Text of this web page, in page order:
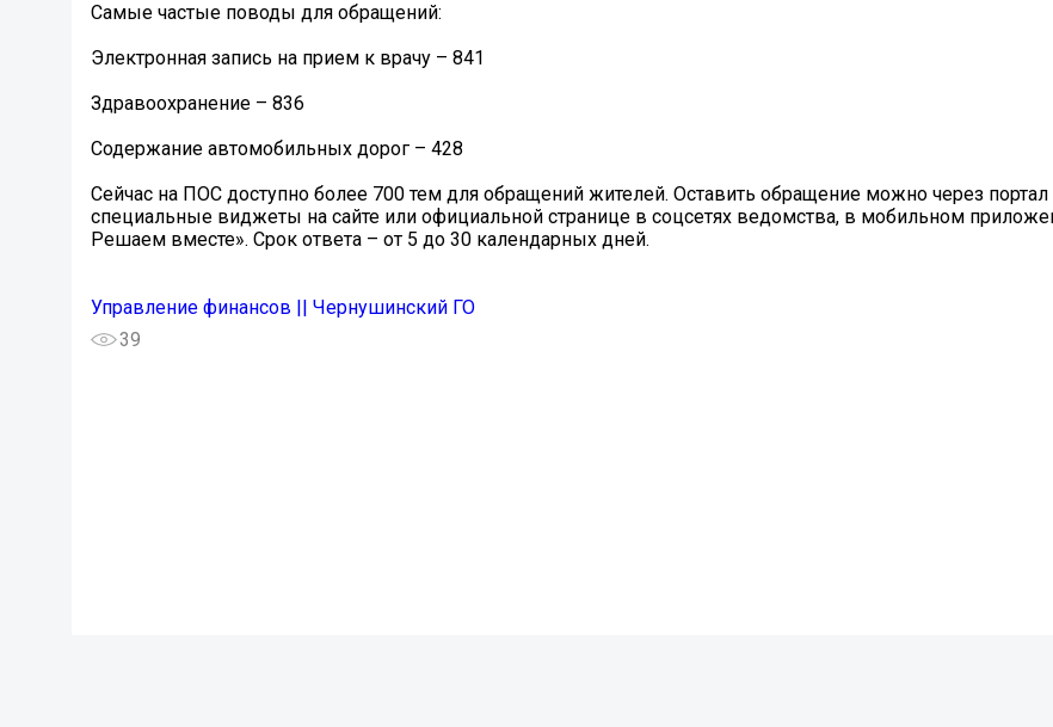
Самые частые поводы для обращений:
Электронная запись на прием к врачу – 841
Здравоохранение – 836
Содержание автомобильных дорог – 428
Сейчас на ПОС доступно более 700 тем для обращений жителей. Оставить обращение можно через портал
специальные виджеты на сайте или официальной странице в соцсетях ведомства, в мобильном
Решаем вместе». Срок ответа – от 5 до 30 календарных дней.
Управление финансов || Чернушинский ГО
39